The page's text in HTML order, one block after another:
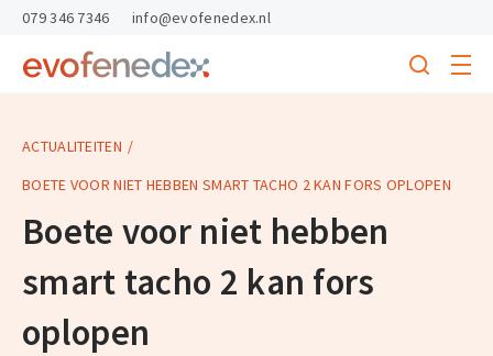
skipToContent
skipToFooter
Return
homepage
Search
menu
079 346 7346 info@evofenedex.nl
ACTUALITEITEN
BOETE VOOR NIET HEBBEN SMART TACHO 2 KAN FORS OPLOPEN
Boete voor niet hebben
smart tacho 2 kan fors
oplopen